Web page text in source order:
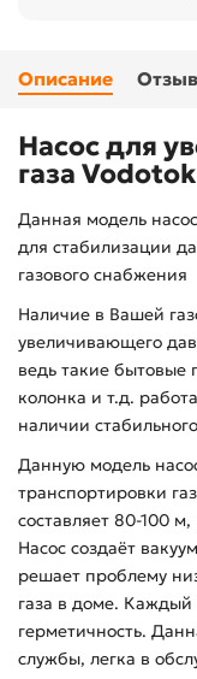
Описание
Насос для
газа
Данная модель
для стабилизации
газового снабжения
Наличие в Вашей
увеличивающего
ведь такие бытовые
колонка и т.д.
наличии
Данную модель
транспортировки
составляет 80-100
Насос создаёт
решает проблему
газа в доме. Каждый
герметичность.
службы, легка в